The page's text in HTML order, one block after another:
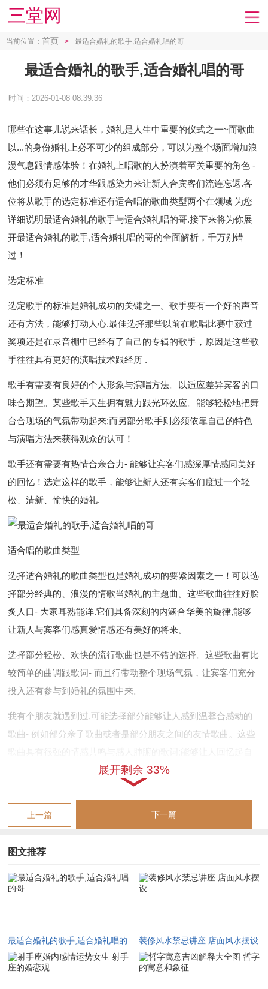
三堂网
当前位置： 首页 > 最适合婚礼的歌手,适合婚礼唱的哥
最适合婚礼的歌手,适合婚礼唱的哥
时间：2026-01-08 08:39:36
哪些在这事儿说来话长， 婚礼是人生中重要的仪式之一~而歌曲
以...的身份婚礼上必不可少的组成部分，可以为整个场面增加浪
漫气息跟情感体验！在婚礼上唱歌的人扮演着至关重要的角色 -
他们必须有足够的才华跟感染力来让新人合宾客们流连忘返.各
位将从歌手的选定标准还有适合唱的歌曲类型两个在领域 为您
详细说明最适合婚礼的歌手与适合婚礼唱的哥.接下来将为你展
开最适合婚礼的歌手,适合婚礼唱的哥的全面解析，千万别错
过！
选定标准
选定歌手的标准是婚礼成功的关键之一。歌手要有一个好的声音
还有方法，能够打动人心.最佳选择那些以前在歌唱比赛中获过
奖项还是在录音棚中已经有了自己的专辑的歌手，原因是这些歌
手往往具有更好的演唱技术跟经历 .
歌手有需要有良好的个人形象与演唱方法。以适应差异宾客的口
味合期望。某些歌手天生拥有魅力跟光环效应。能够轻松地把舞
台合现场的气氛带动起来;而另部分歌手则必须依靠自己的特色
与演唱方法来获得观众的认可！
歌手还有需要有热情合亲合力- 能够让宾客们感深厚情感同美好
的回忆！选定这样的歌手，能够让新人还有宾客们度过一个轻
松、清新、愉快的婚礼.
适合唱的歌曲类型
选择适合婚礼的歌曲类型也是婚礼成功的要紧因素之一！可以选
择部分经典的、浪漫的情歌当婚礼的主题曲。这些歌曲往往好脍
炙人口- 大家耳熟能详.它们具备深刻的内涵合华美的旋律,能够
让新人与宾客们感真爱情感还有美好的将来。
选择部分轻松、欢快的流行歌曲也是不错的选择。这些歌曲有比
较简单的曲调跟歌词- 而且行带动整个现场气氛，让宾客们充分
投入还有参与到婚礼的氛围中来。
我有个朋友就遇到过,可能选择部分能够让人感到温馨合感动的
歌曲- 例如部分亲子歌曲或者是部分朋友之间的友情歌曲。这些
己生命中最美好的时光还有最深入的记忆。
【最适合婚礼的歌手,适合婚礼唱的哥】相关文章：
☑属蛇人2026年的运势怎么样
☑1968年属猴女的健康运势2026
☑ 1990年的马2026年每月运势 1990年属马2026年运势每月运势
☑1973年属牛人2026年财运如何
展开剩余 33%
上一篇 下一篇
图文推荐
最适合婚礼的歌手,适合婚礼唱的
哥
装修风水禁忌讲座 店面风水摆设